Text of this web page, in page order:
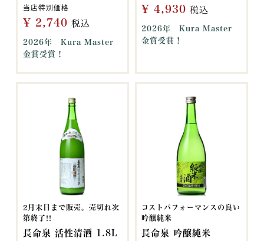
当店特別価格
¥ 2,740 税込
2026年 Kura Master
金賞受賞！
¥ 4,930 税込
2026年 Kura Master
金賞受賞！
2月末日まで販売。売切れ次
第終了!!
長命泉 活性清酒 1.8L
コストパフォーマンスの良い
吟醸純米
長命泉 吟醸純米